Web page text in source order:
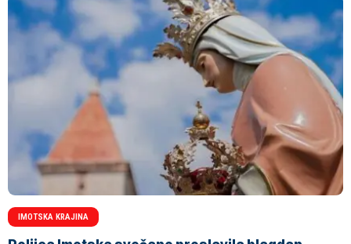
IMOTSKA KRAJINA